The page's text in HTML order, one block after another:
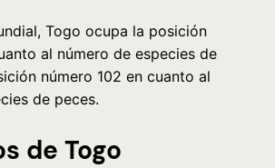
Togo ocupa la posición
al número de especies de
número 102 en cuanto al
de peces.
de Togo